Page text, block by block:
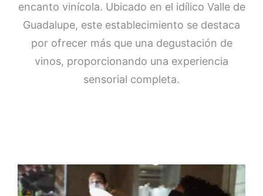
encanto vinícola. Ubicado en el idílico Valle de
Guadalupe, este establecimiento se destaca
por ofrecer más que una degustación de
vinos, proporcionando una experiencia
sensorial completa.